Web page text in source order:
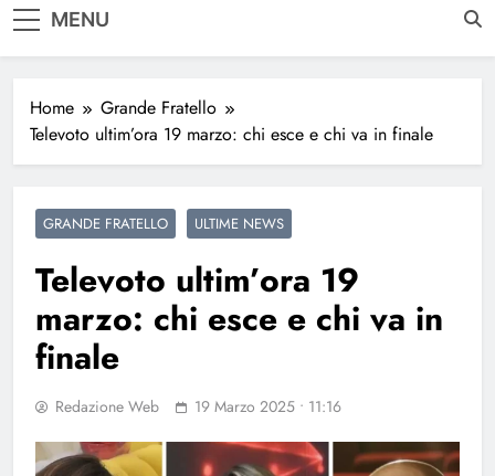
MENU
Home
Grande Fratello
Televoto ultim’ora 19 marzo: chi esce e chi va in finale
GRANDE FRATELLO ULTIME NEWS
Televoto ultim’ora 19
marzo: chi esce e chi va in
finale
Redazione Web 19 Marzo 2025 • 11:16